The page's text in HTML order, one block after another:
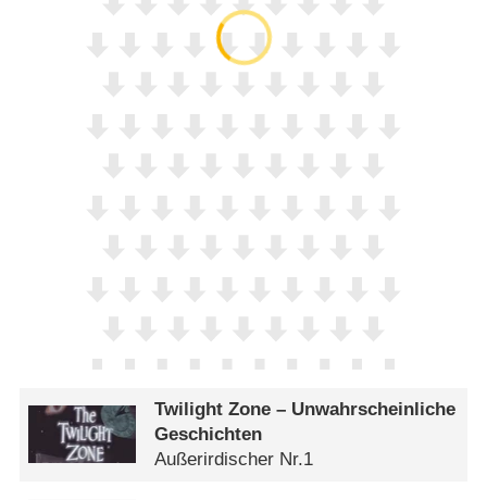
Twilight Zone – Unwahrscheinliche
Geschichten
Außerirdischer Nr.1